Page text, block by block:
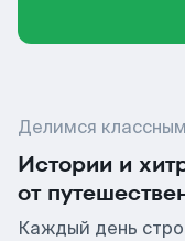
Делимся
Истории и
от
Каждый день